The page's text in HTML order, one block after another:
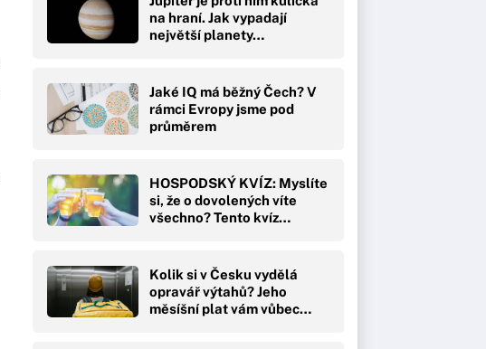
na hraní. Jak vypadají
největší planety…
Jaké IQ má běžný Čech? V
rámci Evropy jsme pod
průměrem
HOSPODSKÝ KVÍZ: Myslíte
si, že o dovolených víte
všechno? Tento kvíz…
Kolik si v Česku vydělá
opravář výtahů? Jeho
měsíšní plat vám vůbec…